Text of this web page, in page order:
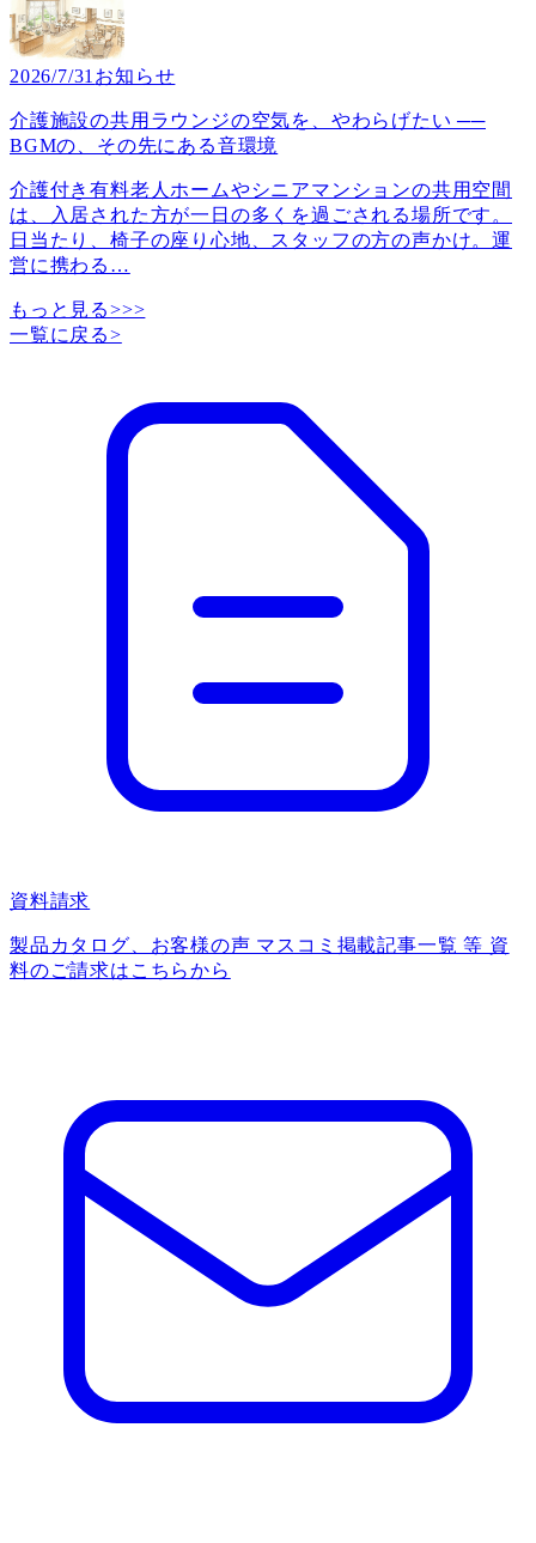
2026/7/31 お知らせ
介護施設の共用ラウンジの空気を、やわらげたい ──
BGMの、その先にある音環境
介護付き有料老人ホームやシニアマンションの共用空間
は、入居された方が一日の多くを過ごされる場所です。
日当たり、椅子の座り心地、スタッフの方の声かけ。運
営に携わる …
もっと見る>>>
一覧に戻る>
資料請求
製品カタログ、お客様の声 マスコミ掲載記事一覧 等 資
料のご請求はこちらから